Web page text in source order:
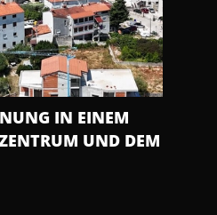
IN EINEM
UND DEM